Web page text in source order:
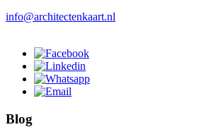
info@architectenkaart.nl
Blog